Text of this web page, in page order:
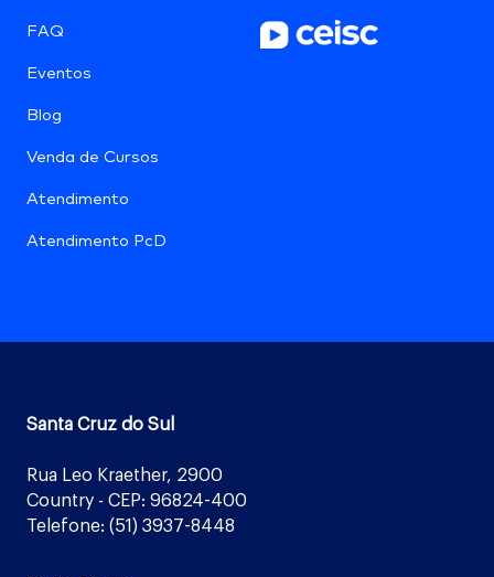
FAQ
Eventos
Blog
Venda de Cursos
Atendimento
Atendimento PcD
Santa Cruz do Sul
Rua Leo Kraether, 2900
Country - CEP: 96824-400
Telefone: (51) 3937-8448